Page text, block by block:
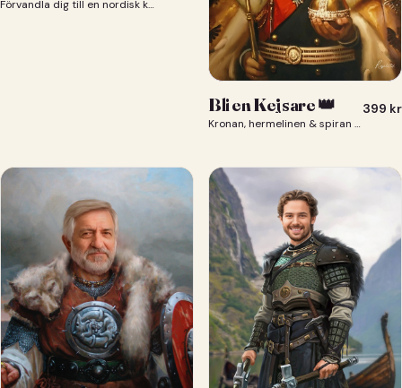
Förvandla dig till en nordisk krigare i ett episkt vikingaporträtt.
Bli en Kejsare 👑
Kronan, hermelinen & spiran — du som kejsare 👑
399 kr